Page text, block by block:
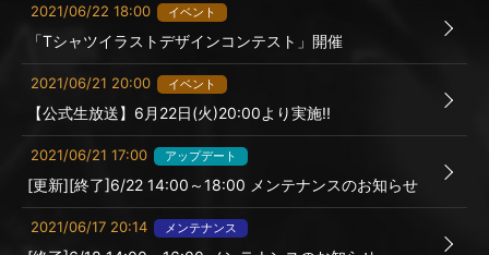
2021/06/22 18:00 イベント
「Tシャツイラストデザインコンテスト」開催
2021/06/21 20:00 イベント
【公式生放送】6月22日(火)20:00より実施!!
2021/06/21 17:00 アップデート
[更新][終了]6/22 14:00～18:00 メンテナンスのお知らせ
2021/06/17 20:14 メンテナンス